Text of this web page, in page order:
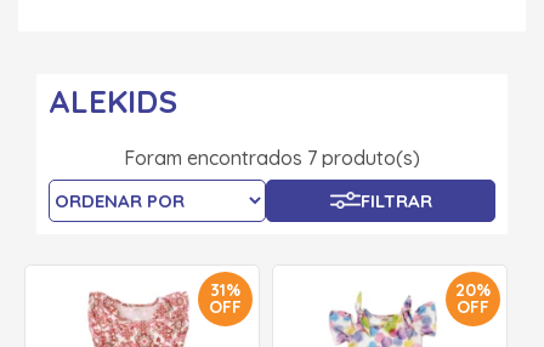
ALEKIDS
Foram encontrados 7 produto(s)
FILTRAR
31%
OFF
20%
OFF